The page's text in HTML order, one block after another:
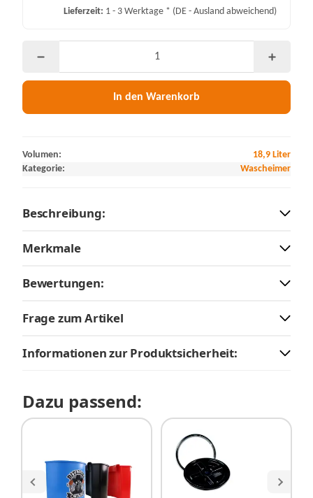
Lieferzeit: 1 - 3 Werktage * (DE - Ausland abweichend)
In den Warenkorb
Volumen:
18,9 Liter
Kategorie:
Wascheimer
Beschreibung:
Merkmale
Bewertungen:
Frage zum Artikel
Informationen zur Produktsicherheit:
Dazu passend: